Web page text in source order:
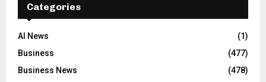
Categories
AI News
(1)
Business
(477)
Business News
(478)